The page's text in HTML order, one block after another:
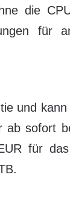
die
für
und
ab sofort
für